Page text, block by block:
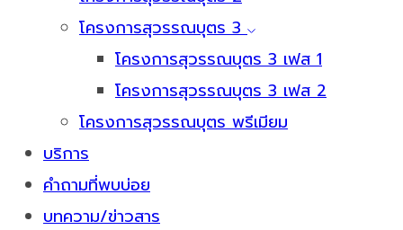
โครงการสุวรรณบุตร 3
โครงการสุวรรณบุตร 3 เฟส 1
โครงการสุวรรณบุตร 3 เฟส 2
โครงการสุวรรณบุตร พรีเมียม
บริการ
คำถามที่พบบ่อย
บทความ/ข่าวสาร